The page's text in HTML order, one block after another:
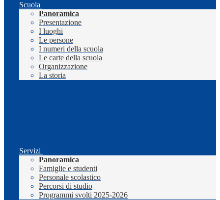
Scuola
Panoramica
Presentazione
I luoghi
Le persone
I numeri della scuola
Le carte della scuola
Organizzazione
La storia
Servizi
Panoramica
Famiglie e studenti
Personale scolastico
Percorsi di studio
Programmi svolti 2025-2026